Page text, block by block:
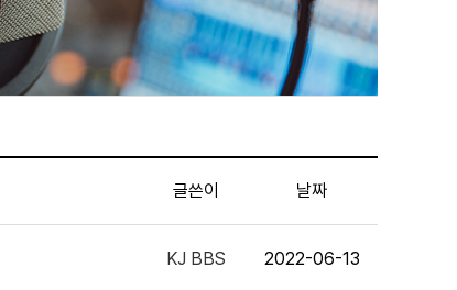
글쓴이 날짜
KJ BBS 2022-06-13